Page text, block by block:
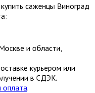
саженцы Виноград
и области,
курьером или
в СДЭК.
оплата.